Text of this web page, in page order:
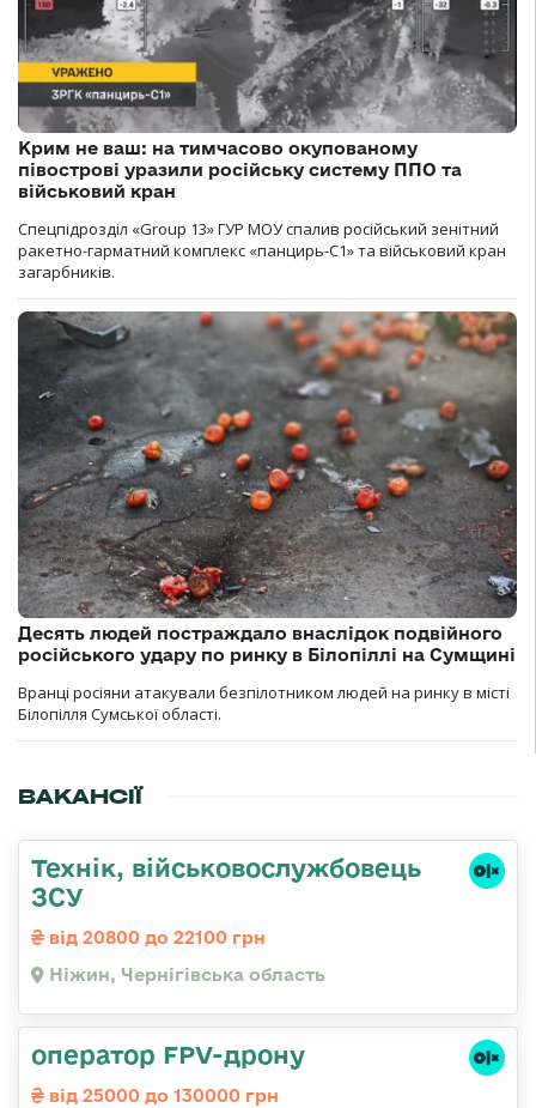
Крим не ваш: на тимчасово окупованому
півострові уразили російську систему ППО та
військовий кран
Спецпідрозділ «Group 13» ГУР МОУ спалив російський зенітний
ракетно-гарматний комплекс «панцирь-С1» та військовий кран
загарбників.
Десять людей постраждало внаслідок подвійного
російського удару по ринку в Білопіллі на Сумщині
Вранці росіяни атакували безпілотником людей на ринку в місті
Білопілля Сумської області.
ВАКАНСІЇ
Технік, військовослужбовець
ЗСУ
від 20800 до 22100 грн
Ніжин, Чернігівська область
оператор FPV-дрону
від 25000 до 130000 грн